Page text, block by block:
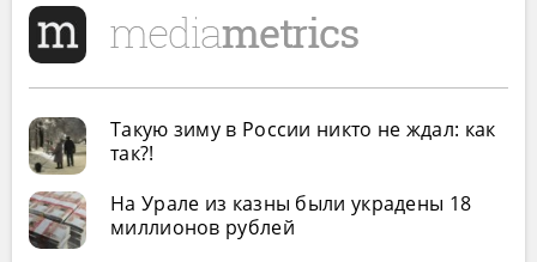
Такую зиму в России никто не ждал: как
так?!
На Урале из казны были украдены 18
миллионов рублей